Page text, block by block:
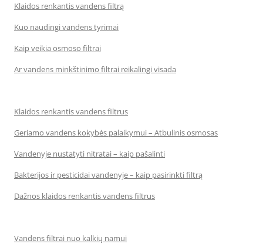
Klaidos renkantis vandens filtrą
Kuo naudingi vandens tyrimai
Kaip veikia osmoso filtrai
Ar vandens minkštinimo filtrai reikalingi visada
Klaidos renkantis vandens filtrus
Geriamo vandens kokybės palaikymui – Atbulinis osmosas
Vandenyje nustatyti nitratai – kaip pašalinti
Bakterijos ir pesticidai vandenyje – kaip pasirinkti filtrą
Dažnos klaidos renkantis vandens filtrus
Vandens filtrai nuo kalkių namui